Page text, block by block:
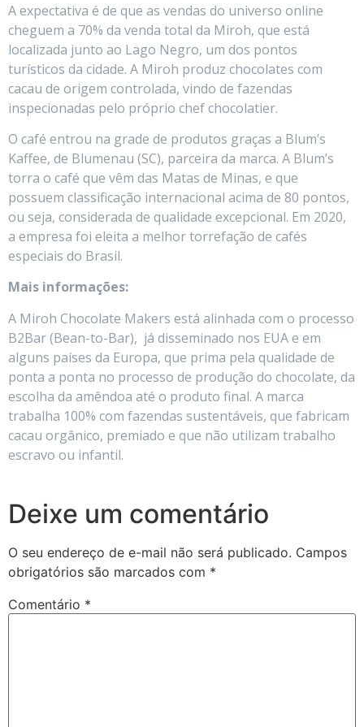
A expectativa é de que as vendas do universo online
cheguem a 70% da venda total da Miroh, que está
localizada junto ao Lago Negro, um dos pontos
turísticos da cidade. A Miroh produz chocolates com
cacau de origem controlada, vindo de fazendas
inspecionadas pelo próprio chef chocolatier.
O café entrou na grade de produtos graças a Blum’s
Kaffee, de Blumenau (SC), parceira da marca. A Blum’s
torra o café que vêm das Matas de Minas, e que
possuem classificação internacional acima de 80 pontos,
ou seja, considerada de qualidade excepcional. Em 2020,
a empresa foi eleita a melhor torrefação de cafés
especiais do Brasil.
Mais informações:
A Miroh Chocolate Makers está alinhada com o processo
B2Bar (Bean-to-Bar), já disseminado nos EUA e em
alguns países da Europa, que prima pela qualidade de
ponta a ponta no processo de produção do chocolate, da
escolha da amêndoa até o produto final. A marca
trabalha 100% com fazendas sustentáveis, que fabricam
cacau orgânico, premiado e que não utilizam trabalho
escravo ou infantil.
Deixe um comentário
O seu endereço de e-mail não será publicado. Campos
obrigatórios são marcados com *
Comentário *